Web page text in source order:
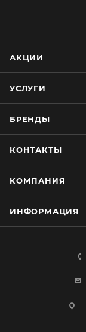
АКЦИИ
УСЛУГИ
БРЕНДЫ
КОНТАКТЫ
КОМПАНИЯ
ИНФОРМАЦИЯ